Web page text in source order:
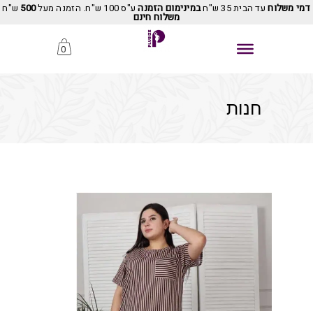
דמי משלוחעד הבית 35 ש"ח במינימום הזמנהע"ס 100 ש"ח. הזמנה מעל 500 ש"ח
משלוח חינם
0
חנות